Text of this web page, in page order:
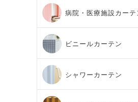
病院・医療施設カーテ
ビニールカーテン
シャワーカーテン